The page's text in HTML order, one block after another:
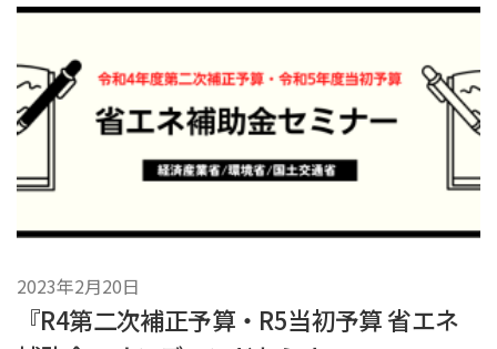
2023年2月20日
『R4第二次補正予算・R5当初予算 省エネ